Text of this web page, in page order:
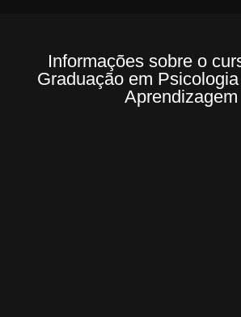
Informações sobre o
Graduação em
Aprendizagem